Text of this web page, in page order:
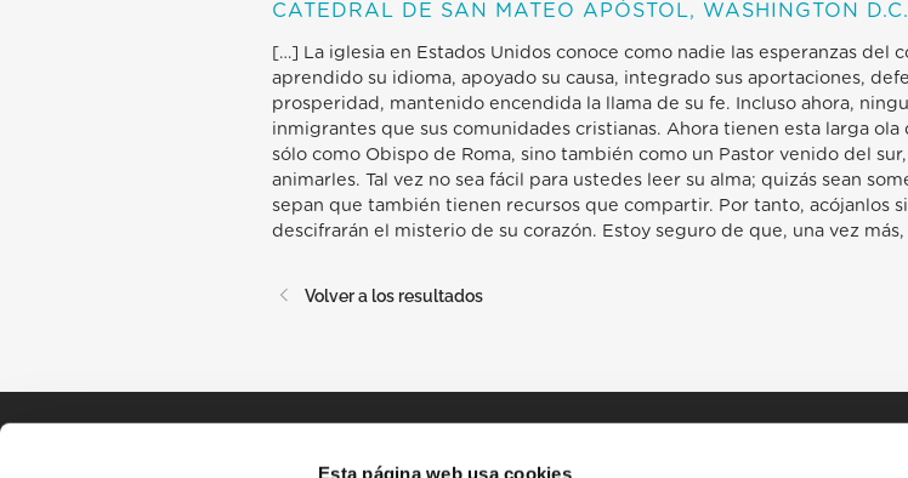
Esta página web usa cookies
CATEDRAL DE SAN MATEO APÓSTOL, WASHINGTON D.C.
[…] La iglesia en Estados Unidos conoce como nadie las esperanzas del
aprendido su idioma, apoyado su causa, integrado sus aportaciones,
prosperidad, mantenido encendida la llama de su fe. Incluso ahora,
inmigrantes que sus comunidades cristianas. Ahora tienen esta larga
sólo como Obispo de Roma, sino también como un Pastor venido del
animarles. Tal vez no sea fácil para ustedes leer su alma; quizás sean
sepan que también tienen recursos que compartir. Por tanto, acójanlos
descifrarán el misterio de su corazón. Estoy seguro de que, una vez
Volver a los resultados